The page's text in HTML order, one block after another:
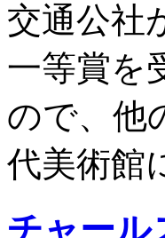
交通公社
一等賞を
ので、他
代美術館
チャール